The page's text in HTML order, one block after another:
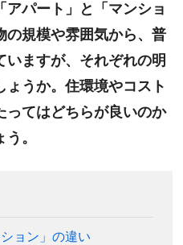
パート」と「マンショ
の規模や雰囲気から、普
ますが、それぞれの明
うか。住環境やコスト
ってはどちらが良いのか
。
ョン」の違い